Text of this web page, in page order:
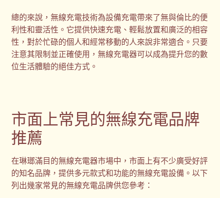
總的來說，無線充電技術為設備充電帶來了無與倫比的便
利性和靈活性。它提供快速充電、輕鬆放置和廣泛的相容
性，對於忙碌的個人和經常移動的人來說非常適合。只要
注意其限制並正確使用，無線充電器可以成為提升您的數
位生活體驗的絕佳方式。
市面上常見的無線充電品牌
推薦
在琳瑯滿目的無線充電器市場中，市面上有不少廣受好評
的知名品牌，提供多元款式和功能的無線充電設備。以下
列出幾家常見的無線充電品牌供您參考：